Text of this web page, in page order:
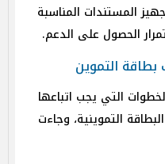
المستندات المناسبة
الحصول على الدعم.
التموين
التي يجب اتباعها
التموينية، وجاءت